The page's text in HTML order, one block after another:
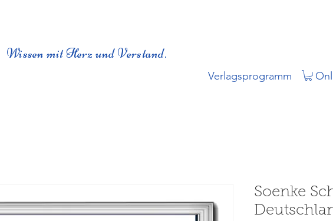
Wissen mit Herz und Verstand.
Verlagsprogramm
Soenke